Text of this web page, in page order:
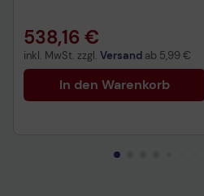
538,16 €
inkl. MwSt. zzgl. Versand ab 5,99 €
In den Warenkorb